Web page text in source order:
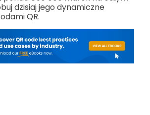
dzisiaj jego dynamiczne
QR.